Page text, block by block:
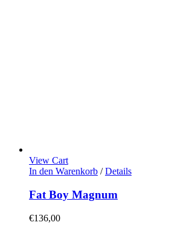
View Cart
In den Warenkorb / Details
Fat Boy Magnum
€136,00